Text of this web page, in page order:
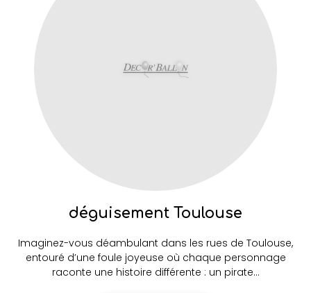
déguisement Toulouse
Imaginez-vous déambulant dans les rues de Toulouse,
entouré d’une foule joyeuse où chaque personnage
raconte une histoire différente : un pirate...